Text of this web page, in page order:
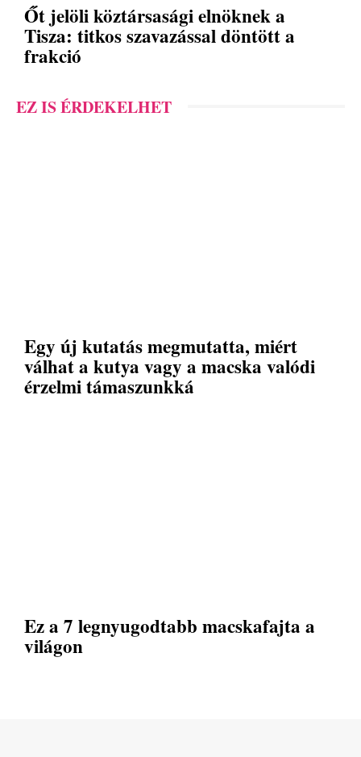
Őt jelöli köztársasági elnöknek a
Tisza: titkos szavazással döntött a
frakció
EZ IS ÉRDEKELHET
Egy új kutatás megmutatta, miért
válhat a kutya vagy a macska valódi
érzelmi támaszunkká
Ez a 7 legnyugodtabb macskafajta a
világon